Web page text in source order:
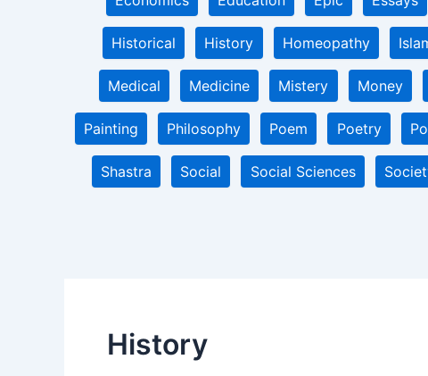
Historical History Homeopathy
Medical Medicine Mistery Money
Painting Philosophy Poem Poetry
Shastra Social Social Sciences
History